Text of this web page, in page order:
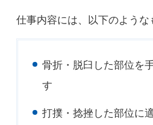
仕事内容には、以下のような
骨折・脱臼した部位を
す
打撲・捻挫した部位に